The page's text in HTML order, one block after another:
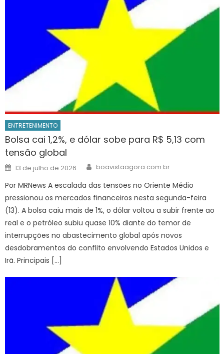
ENTRETENIMENTO
Bolsa cai 1,2%, e dólar sobe para R$ 5,13 com
tensão global
Posted
on
13 de julho de 2026 Author
boavistaagora.com.br
Por MRNews A escalada das tensões no Oriente Médio
pressionou os mercados financeiros nesta segunda-feira
(13). A bolsa caiu mais de 1%, o dólar voltou a subir frente ao
real e o petróleo subiu quase 10% diante do temor de
interrupções no abastecimento global após novos
desdobramentos do conflito envolvendo Estados Unidos e
Irã. Principais […]